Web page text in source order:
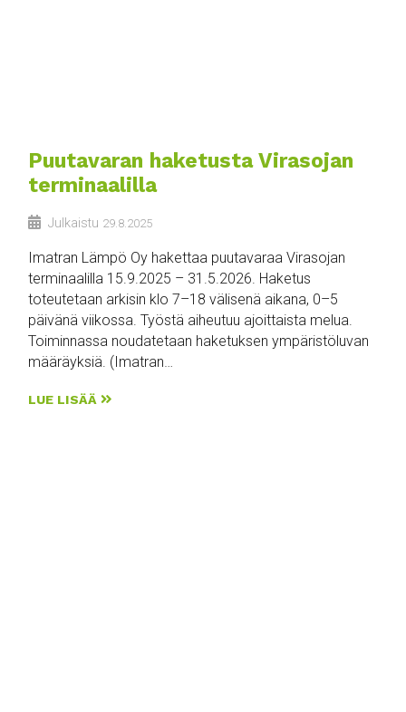
Puutavaran haketusta Virasojan
terminaalilla
Julkaistu 29.8.2025
Imatran Lämpö Oy hakettaa puutavaraa Virasojan
terminaalilla 15.9.2025 – 31.5.2026. Haketus
toteutetaan arkisin klo 7–18 välisenä aikana, 0–5
päivänä viikossa. Työstä aiheutuu ajoittaista melua.
Toiminnassa noudatetaan haketuksen ympäristöluvan
määräyksiä. (Imatran…
LUE LISÄÄ